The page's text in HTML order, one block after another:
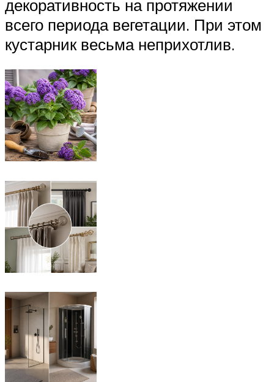
декоративность на протяжении
всего периода вегетации. При этом
кустарник весьма неприхотлив.